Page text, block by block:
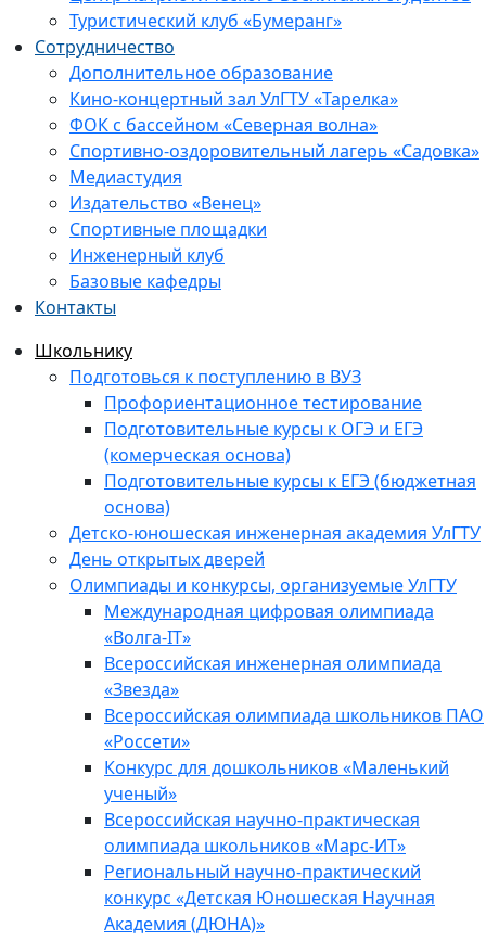
Туристический клуб «Бумеранг»
Сотрудничество
Дополнительное образование
Кино-концертный зал УлГТУ «Тарелка»
ФОК с бассейном «Северная волна»
Спортивно-оздоровительный лагерь «Садовка»
Медиастудия
Издательство «Венец»
Спортивные площадки
Инженерный клуб
Базовые кафедры
Контакты
Школьнику
Подготовься к поступлению в ВУЗ
Профориентационное тестирование
Подготовительные курсы к ОГЭ и ЕГЭ
(комерческая основа)
Подготовительные курсы к ЕГЭ (бюджетная
основа)
Детско-юношеская инженерная академия УлГТУ
День открытых дверей
Олимпиады и конкурсы, организуемые УлГТУ
Международная цифровая олимпиада
«Волга-IT»
Всероссийская инженерная олимпиада
«Звезда»
Всероссийская олимпиада школьников ПАО
«Россети»
Конкурс для дошкольников «Маленький
ученый»
Всероссийская научно-практическая
олимпиада школьников «Марс-ИТ»
Региональный научно-практический
конкурс «Детская Юношеская Научная
Академия (ДЮНА)»